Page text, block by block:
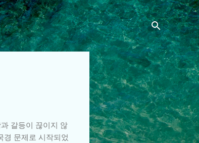
갈등이 끊이지 않
경 문제로 시작되었